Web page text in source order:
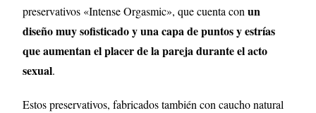
preservativos «Intense Orgasmic», que cuenta conun
diseño muy sofisticado y una capa de puntos y estrías
que aumentan el placer de la pareja durante el acto
sexual.
Estos preservativos, fabricados también con caucho natural